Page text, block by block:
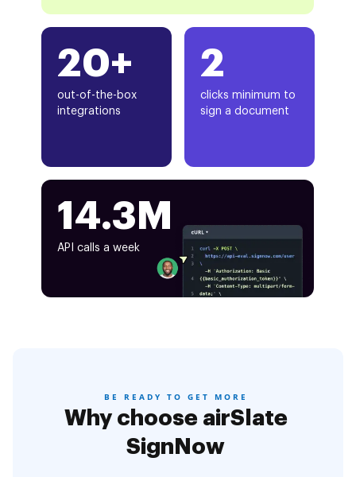
20+
out-of-the-box
integrations
2
clicks minimum to
sign a document
14.3M
API calls a week
BE READY TO GET MORE
Why choose airSlate
SignNow